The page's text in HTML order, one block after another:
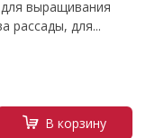
выращивания
рассады, для...
В корзину